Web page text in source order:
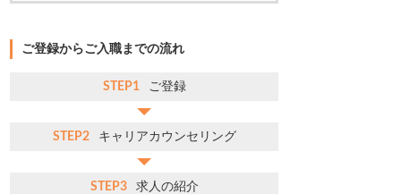
ご登録からご入職までの流れ
STEP1 ご登録
STEP2 キャリアカウンセリング
STEP3 求人の紹介